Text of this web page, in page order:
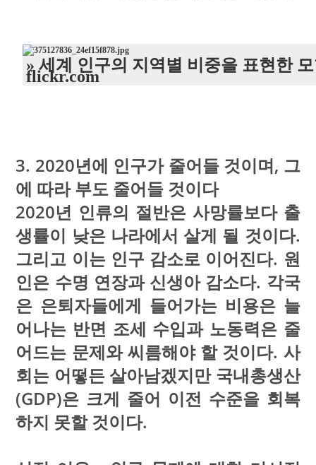
» 세계 인구의 지역별 비중을 표현한
flickr.com
3. 2020년에 인구가 줄어들 것이며, 그
에 따라 부도 줄어들 것이다
2020년 인류의 절반은 사망률보다 출
생률이 낮은 나라에서 살게 될 것이다.
그리고 이는 인구 감소로 이어진다. 원
인은 수명 연장과 신생아 감소다. 각국
은 은퇴자들에게 들어가는 비용은 늘
어나는 반면 조세 수입과 노동력은 줄
어드는 문제와 씨름해야 할 것이다. 사
회는 어떻든 살아남겠지만 국내총생산
(GDP)은 크게 줄어 이전 수준을 회복
하지 못할 것이다.